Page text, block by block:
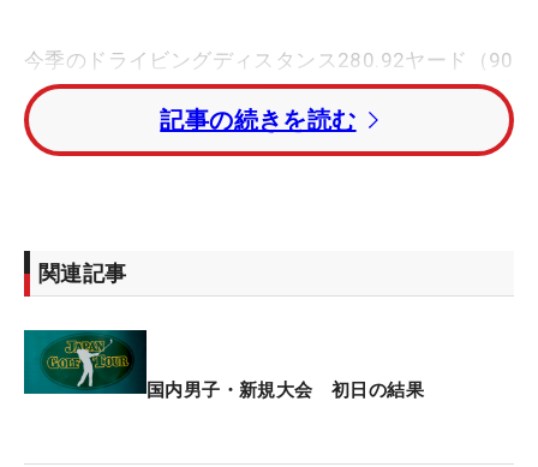
今季のドライビングディスタンス280.92ヤード（90
位）、フェアウェイキープ率63.866％（6位）の数
字が表す通り、精度で勝負するタイプ。この日は4
つあるうちのパー5で3つのバーディを奪い、そのほ
1993年生まれの宮崎県出身。2014年にプロ転向し
の後はレギュラーツアーに出場できない年が続い
た。そこで22年から12年の賞金王で今季米シニアツ
記事の続きを読む
関連記事
国内男子・新規大会 初日の結果